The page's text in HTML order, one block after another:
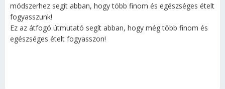
módszerhez segít abban, hogy több finom és egészséges ételt
fogyasszunk!
Ez az átfogó útmutató segít abban, hogy még több finom és
egészséges ételt fogyasszon!